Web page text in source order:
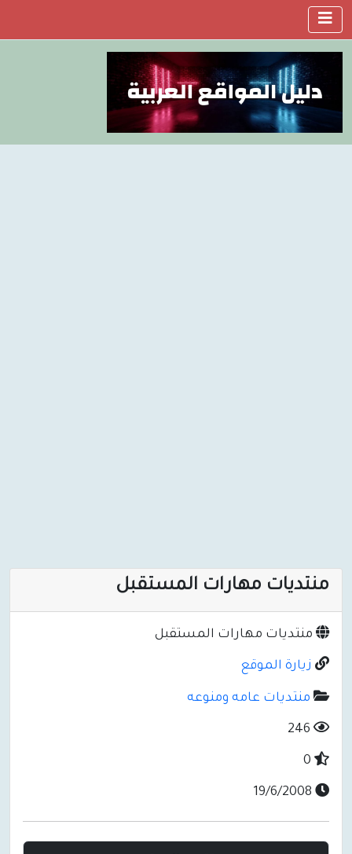
منتديات مهارات المستقبل
منتديات مهارات المستقبل
زيارة الموقع
منتديات عامه ومنوعه